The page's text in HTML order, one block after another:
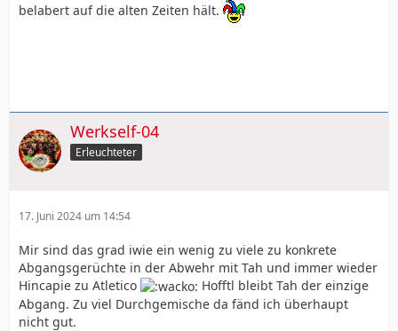
belabert auf die alten Zeiten hält.
Werkself-04
Erleuchteter
17. Juni 2024 um 14:54
Mir sind das grad iwie ein wenig zu viele zu konkrete
Abgangsgerüchte in der Abwehr mit Tah und immer wieder
Hincapie zu Atletico
Hofftl bleibt Tah der einzige
Abgang. Zu viel Durchgemische da fänd ich überhaupt
nicht gut.